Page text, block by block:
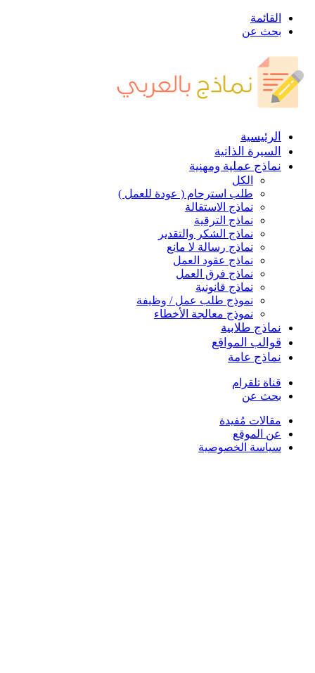
القائمة
بحث عن
الرئيسية
السيرة الذاتية
نماذج عملية ومهنية
الكل
طلب استرحام ( عودة للعمل )
نماذج الاستقالة
نماذج الترقية
نماذج الشكر والتقدير
نماذج رسالة لا مانع
نماذج عقود العمل
نماذج فرق العمل
نماذج قانونية
نموذج طلب عمل / وظيفة
نموذج معالجة الأخطاء
نماذج طلابية
قوالب المواقع
نماذج عامة
قناة تلقرام
بحث عن
مقالات مُفيدة
عن الموقع
سياسة الخصوصية